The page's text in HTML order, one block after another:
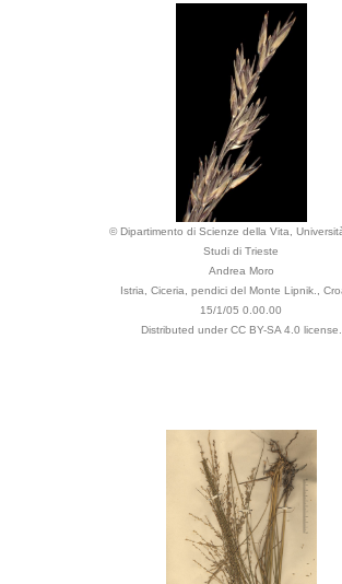
© Dipartimento di Scienze della Vita,
Studi di Trieste
Andrea Moro
Istria, Ciceria, pendici del Monte Lipnik.,
15/1/05 0.00.00
Distributed under CC BY-SA 4.0 license.